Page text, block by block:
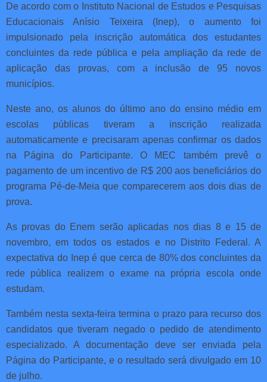
De acordo com o Instituto Nacional de Estudos e Pesquisas
Educacionais Anísio Teixeira (Inep), o aumento foi
impulsionado pela inscrição automática dos estudantes
concluintes da rede pública e pela ampliação da rede de
aplicação das provas, com a inclusão de 95 novos
municípios.
Neste ano, os alunos do último ano do ensino médio em
escolas públicas tiveram a inscrição realizada
automaticamente e precisaram apenas confirmar os dados
na Página do Participante. O MEC também prevê o
pagamento de um incentivo de R$ 200 aos beneficiários do
programa Pé-de-Meia que comparecerem aos dois dias de
prova.
As provas do Enem serão aplicadas nos dias 8 e 15 de
novembro, em todos os estados e no Distrito Federal. A
expectativa do Inep é que cerca de 80% dos concluintes da
rede pública realizem o exame na própria escola onde
estudam.
Também nesta sexta-feira termina o prazo para recurso dos
candidatos que tiveram negado o pedido de atendimento
especializado. A documentação deve ser enviada pela
Página do Participante, e o resultado será divulgado em 10
de julho.